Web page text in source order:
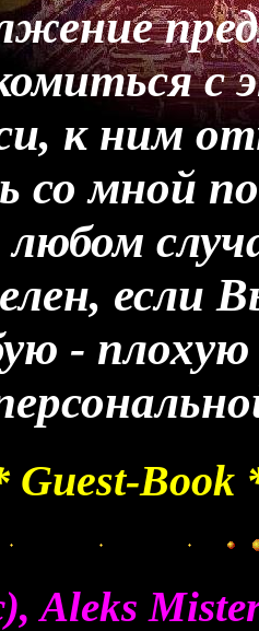
с
к ним
со мной
если
-
Aleks